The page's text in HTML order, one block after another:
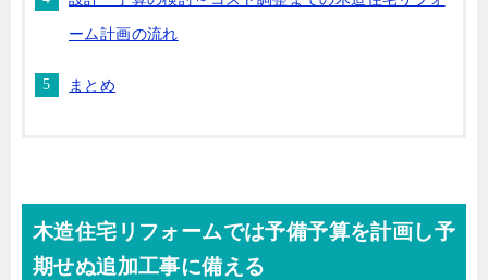
ーム計画の流れ
まとめ
木造住宅リフォームでは予備予算を計画し予
期せぬ追加工事に備える